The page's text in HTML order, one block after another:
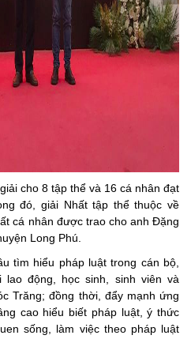
cho 8 tập thể và 16 cá nhân đạt
đó, giải Nhất tập thể thuộc về
cá nhân được trao cho anh Đặng
Long Phú.
tìm hiểu pháp luật trong cán bộ,
lao động, học sinh, sinh viên và
Trăng; đồng thời, đẩy mạnh ứng
cao hiểu biết pháp luật, ý thức
sống, làm việc theo pháp luật